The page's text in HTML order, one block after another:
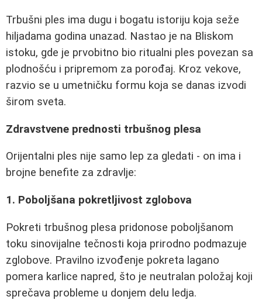
Trbušni ples ima dugu i bogatu istoriju koja seže
hiljadama godina unazad. Nastao je na Bliskom
istoku, gde je prvobitno bio ritualni ples povezan sa
plodnošću i pripremom za porođaj. Kroz vekove,
razvio se u umetničku formu koja se danas izvodi
širom sveta.
Zdravstvene prednosti trbušnog plesa
Orijentalni ples nije samo lep za gledati - on ima i
brojne benefite za zdravlje:
1. Poboljšana pokretljivost zglobova
Pokreti trbušnog plesa pridonose poboljšanom
toku sinovijalne tečnosti koja prirodno podmazuje
zglobove. Pravilno izvođenje pokreta lagano
pomera karlice napred, što je neutralan položaj koji
sprečava probleme u donjem delu ledja.